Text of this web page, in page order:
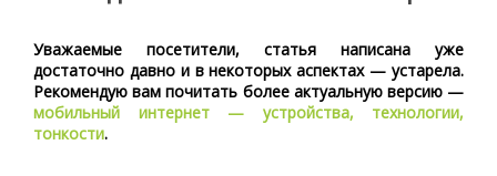
Уважаемые посетители, статья написана уже
достаточно давно и в некоторых аспектах — устарела.
Рекомендую вам почитать более актуальную версию —
мобильный интернет — устройства, технологии,
тонкости.